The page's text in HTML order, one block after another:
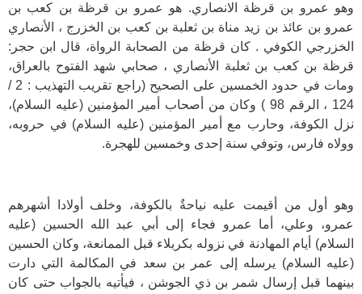
وهو عمرو بن قرظة الانصاري. هو عمرو بن قرظة بن كعب بن
عمرو بن عائذ بن زيد مناة بن ثعلبة بن كعب بن الخزرج ، الأنصاري
الخزرجي الكوفي . كان قرظة من الصحابة الرواة، قال ابن حجر:
قرظة بن كعب بن ثعلبة الأنصاري ، صحابي شهد الفتوح بالعراق،
ومات في حدود الخمسين على الصحيح (راجع تقريب التهذيب : 2 /
124 ، الرقم 98 ) وكان من أصحاب أمير المؤمنين (عليه السلام)،
نزل الكوفة، وحارب مع أمير المؤمنين (عليه السلام) في حروبه،
وولاه فارس، وتوفي سنة إحدى وخمسين للهجرة.
وهو أول من أقيمت عليه نياحةٌ بالكوفة، وخلف أولادا أشهرهم
عمرو، وعلي، أما عمرو فجاء إلى أبي عبد الله الحسين (عليه
السلام) أيام المهادنة في نزوله بكربلاء قبل الممانعة، وكان الحسين
(عليه السلام) يرسله إلى عمر بن سعد في المكالمة التي دارت
بينهما قبل إرسال شمر بن ذي الجوشن ، فيأتيه بالجواب حتى كان